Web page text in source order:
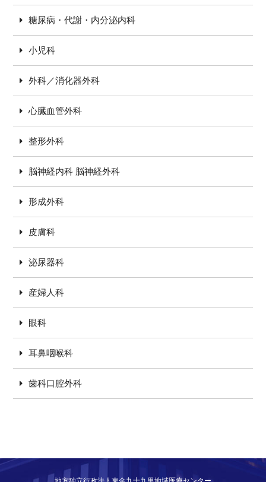
糖尿病・代謝・内分泌内科
小児科
外科／消化器外科
心臓血管外科
整形外科
脳神経内科 脳神経外科
形成外科
皮膚科
泌尿器科
産婦人科
眼科
耳鼻咽喉科
歯科口腔外科